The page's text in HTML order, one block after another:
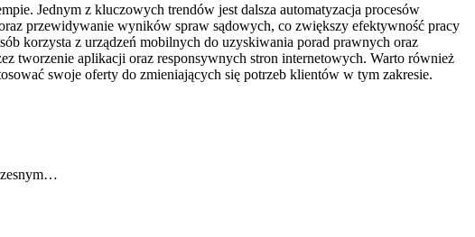
Jednym z kluczowych trendów jest dalsza automatyzacja procesów
przewidywanie wyników spraw sądowych, co zwiększy efektywność pracy
korzysta z urządzeń mobilnych do uzyskiwania porad prawnych oraz
tworzenie aplikacji oraz responsywnych stron internetowych. Warto również
swoje oferty do zmieniających się potrzeb klientów w tym zakresie.